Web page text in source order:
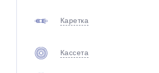
Каретка
Кассета